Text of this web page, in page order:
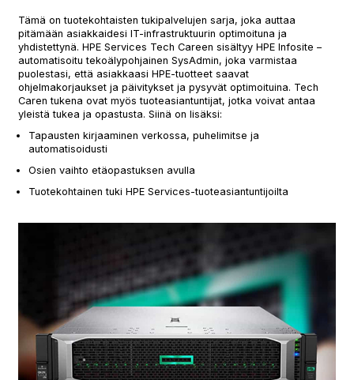
Tämä on tuotekohtaisten tukipalvelujen sarja, joka auttaa
pitämään asiakkaidesi IT-infrastruktuurin optimoituna ja
yhdistettynä. HPE Services Tech Careen sisältyy HPE Infosite –
automatisoitu tekoälypohjainen SysAdmin, joka varmistaa
puolestasi, että asiakkaasi HPE-tuotteet saavat
ohjelmakorjaukset ja päivitykset ja pysyvät optimoituina. Tech
Caren tukena ovat myös tuoteasiantuntijat, jotka voivat antaa
yleistä tukea ja opastusta. Siinä on lisäksi:
Tapausten kirjaaminen verkossa, puhelimitse ja
automatisoidusti
Osien vaihto etäopastuksen avulla
Tuotekohtainen tuki HPE Services-tuoteasiantuntijoilta